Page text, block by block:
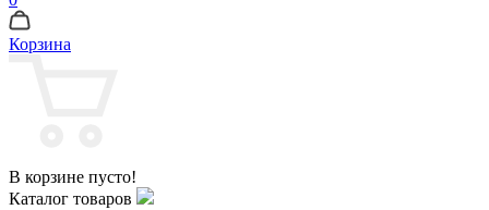
Корзина
В корзине пусто!
Каталог товаров